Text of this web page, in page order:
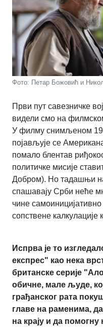
Фото: Петар Божовић и
Први пут савезничке
видели смо на
У филму снимљеном
појављује се
помало блентав
политичке мисије
Добром). Но тадашњи
спашавају Срби неће
чине
сопствене калкулације
Испрва је то
експрес" као нека
британске серије
обичне, мале људе,
грађанског рата
главе на раменима,
на крају и да